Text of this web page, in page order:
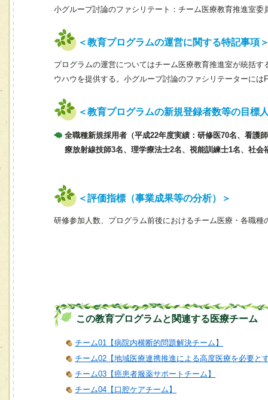
小グループ討論のファシリテート：チーム医療教育推進室委
＜教育プログラムの運営に関する特記事項
プログラムの運営についてはチーム医療教育推進室が統括
ウハウを提供する。小グループ討論のファシリテーターに
＜教育プログラムの新規登録者数等の目標
全職種新規採用者（平成22年度実績：研修医70名、看護
療放射線技師3名、理学療法士2名、視能訓練士1名、社
＜評価指標（事業成果等の分析）＞
研修参加人数、プログラム前後におけるチーム医療・各職種
この教育プログラムと関連する医療チーム
チーム01【病院内横断的問題解決チーム】
チーム02【地域医療連携推進による高度医療を必要と
チーム03【癌患者服薬サポートチーム】
チーム04【口腔ケアチーム】